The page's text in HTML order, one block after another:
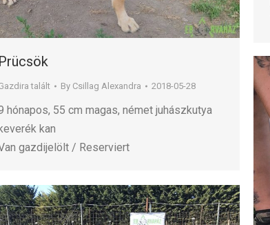
Prücsök
talált By Csillag Alexandra 2018-05-28
hónapos, 55 cm magas, német juhászkutya
keverék kan
gazdijelölt / Reserviert